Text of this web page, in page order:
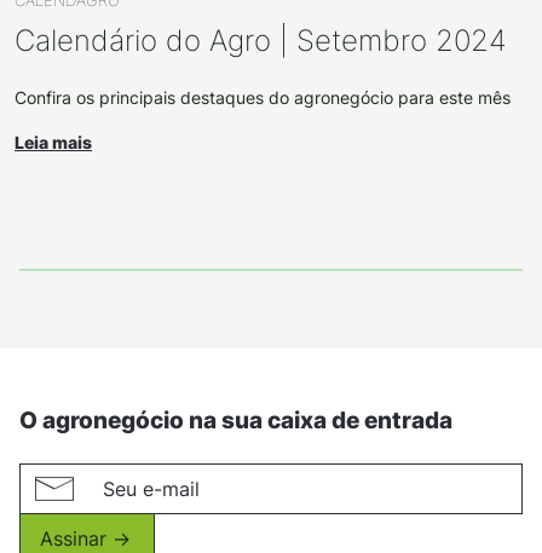
Calendário do Agro | Setembro 2024
Confira os principais destaques do agronegócio para este mês
Leia mais
O agronegócio na sua caixa de entrada
Assinar ->